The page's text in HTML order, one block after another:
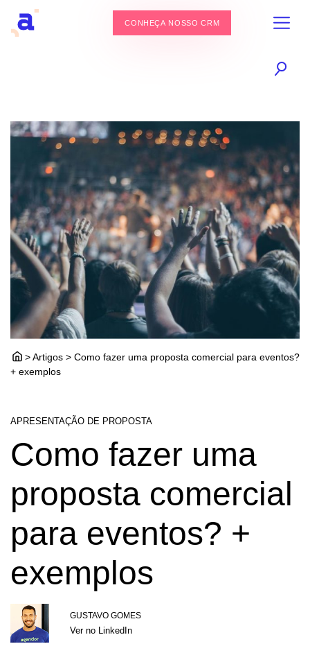
CONHEÇA NOSSO CRM
> Artigos > Como fazer uma proposta comercial para eventos?
+ exemplos
APRESENTAÇÃO DE PROPOSTA
Como fazer uma
proposta comercial
para eventos? +
exemplos
GUSTAVO GOMES
Ver no LinkedIn